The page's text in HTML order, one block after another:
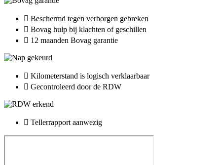
Beschermd tegen verborgen gebreken
Bovag hulp bij klachten of geschillen
12 maanden Bovag garantie
Kilometerstand is logisch verklaarbaar
Gecontroleerd door de RDW
Tellerrapport aanwezig